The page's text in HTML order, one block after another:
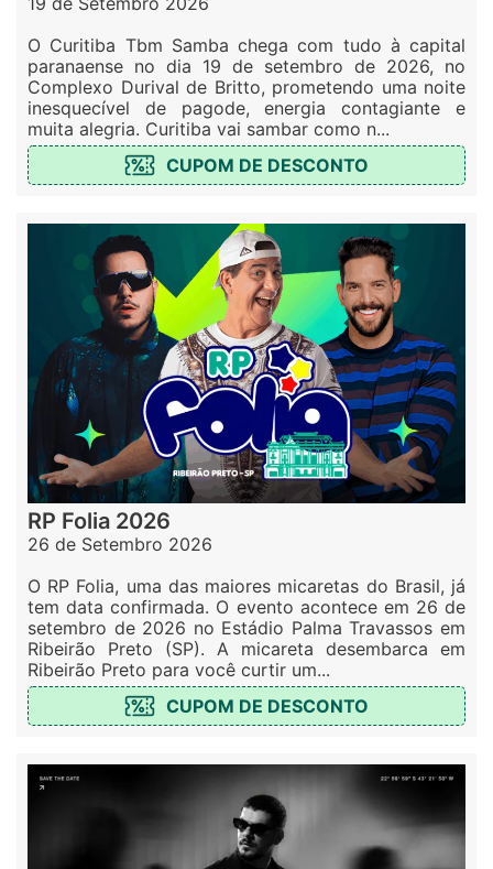
O Curitiba Tbm Samba chega com tudo à capital
paranaense no dia 19 de setembro de 2026, no
Complexo Durival de Britto, prometendo uma noite
inesquecível de pagode, energia contagiante e
muita alegria. Curitiba vai sambar como n...
CUPOM DE DESCONTO
RP Folia 2026
26 de Setembro 2026
O RP Folia, uma das maiores micaretas do Brasil, já
tem data confirmada. O evento acontece em 26 de
setembro de 2026 no Estádio Palma Travassos em
Ribeirão Preto (SP). A micareta desembarca em
Ribeirão Preto para você curtir um...
CUPOM DE DESCONTO